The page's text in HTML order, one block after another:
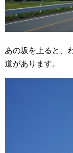
あの坂を上ると、
道があります。